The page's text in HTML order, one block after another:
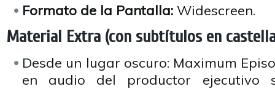
Formato de la Pantalla: Widescreen.
Material Extra (con subtítulos en
Desde un lugar oscuro: Maximum
en audio del productor ejecutivo